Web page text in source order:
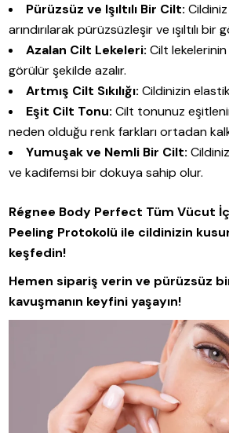
Pürüzsüz ve Işıltılı Bir Cilt:
arındırılarak pürüzsüzleşir ve ışıltılı
Azalan Cilt Lekeleri: Cilt
görülür şekilde azalır.
Artmış Cilt Sıkılığı: Cildinizin
Eşit Cilt Tonu: Cilt tonunuz
neden olduğu renk farkları ortadan
Yumuşak ve Nemli Bir Cilt:
ve kadifemsi bir dokuya sahip olur.
Régnee Body Perfect Tüm Vücut
Peeling Protokolü ile cildinizin
keşfedin!
Hemen sipariş verin ve pürüzsüz
kavuşmanın keyfini yaşayın!